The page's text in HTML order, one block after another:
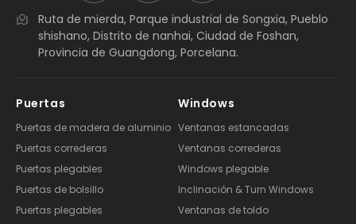
Ruta de mierda, Parque industrial de Songxia, Pueblo
shishano, Distrito de nanhai, Ciudad de Foshan,
Provincia de Guangdong, Porcelana.
Puertas
Puertas de madera de aluminio
Puertas correderas
Puertas plegables
Puertas de bolsillo
Puertas plegables
Windows
Ventanas estancadas
Ventanas correderas
Windows plegable
Inclinación & Turn Windows
Ventanas de toldo